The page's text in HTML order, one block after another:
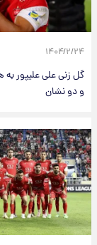
۱۴۰۴/۲/۲۴
گل زنی علی علیپور به
و دو نشان